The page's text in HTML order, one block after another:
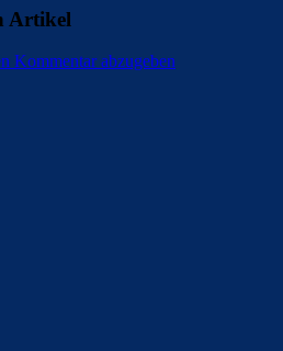
Artikel
Kommentar abzugeben